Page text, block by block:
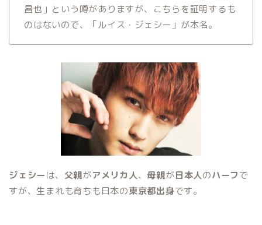
昌也」という噂がありますが、こちらを証明するも
のはないので、「ルイス・ジェシー」が本名。
ジェシーは、 父親がアメリカ人、 母親が日本人のハーフで
すが、生まれも育ちも日本の東京都出身です。